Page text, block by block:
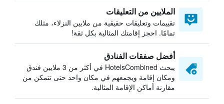
الملايين من التعليقات
تقييمات وتعليقات حقيقية من ملايين النزلاء، مثلك
تمامًا. احجز إقامتك المثالية بكل ثقة!
أفضل صفقات الفنادق
يبحث HotelsCombined في أكثر من 3 ملايين فندق
ومكان إقامة ويجمعهم في مكان واحد حتى تتمكن من
مقارنة أماكن الإقامة المثالية.